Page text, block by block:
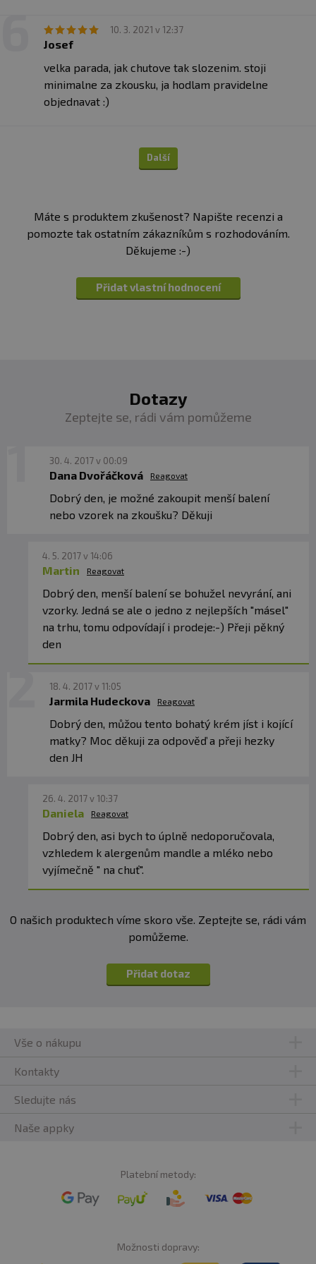
10. 3. 2021 v 12:37
Josef
velka parada, jak chutove tak slozenim. stoji
minimalne za zkousku, ja hodlam pravidelne
objednavat :)
Další
Máte s produktem zkušenost? Napište recenzi a
pomozte tak ostatním zákazníkům s rozhodováním.
Děkujeme :-)
Přidat vlastní hodnocení
Dotazy
Zeptejte se, rádi vám pomůžeme
30. 4. 2017 v 00:09
Dana Dvořáčková Reagovat
Dobrý den, je možné zakoupit menší balení
nebo vzorek na zkoušku? Děkuji
4. 5. 2017 v 14:06
Martin Reagovat
Dobrý den, menší balení se bohužel nevyrání, ani
vzorky. Jedná se ale o jedno z nejlepších "másel"
na trhu, tomu odpovídají i prodeje:-) Přeji pěkný
den
18. 4. 2017 v 11:05
Jarmila Hudeckova Reagovat
Dobrý den, můžou tento bohatý krém jíst i kojící
matky? Moc děkuji za odpověď a přeji hezky
den JH
26. 4. 2017 v 10:37
Daniela Reagovat
Dobrý den, asi bych to úplně nedoporučovala,
vzhledem k alergenům mandle a mléko nebo
vyjímečně " na chuť".
O našich produktech víme skoro vše. Zeptejte se, rádi vám
pomůžeme.
Přidat dotaz
Vše o nákupu
Kontakty
Sledujte nás
Naše appky
Platební metody:
Možnosti dopravy: